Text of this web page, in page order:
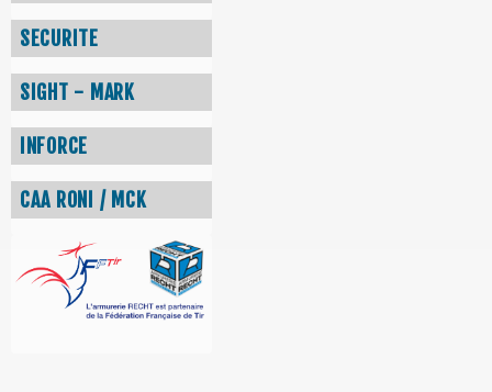
SECURITE
SIGHT - MARK
INFORCE
CAA RONI / MCK